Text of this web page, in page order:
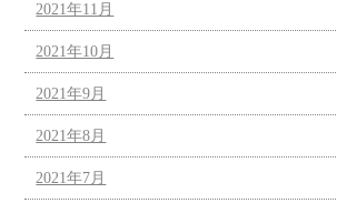
2021年11月
2021年10月
2021年9月
2021年8月
2021年7月